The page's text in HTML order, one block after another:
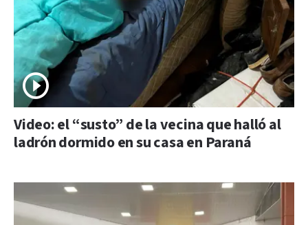
Video: el “susto” de la vecina que halló al
ladrón dormido en su casa en Paraná